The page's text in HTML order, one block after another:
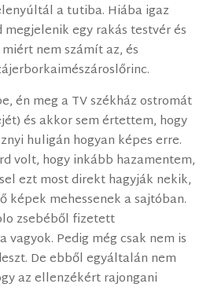
a tutiba. Hiába igaz
egy rakás testvér és
nem számít az, és
én meg a TV székház ostromát
és akkor sem értettem, hogy
huligán hogyan képes erre.
volt, hogy inkább hazamentem,
ezt most direkt hagyják nekik,
képek mehessenek a sajtóban.
zsebéből fizetett
vagyok. Pedig még csak nem is
De ebből egyáltalán nem
az ellenzékért rajongani